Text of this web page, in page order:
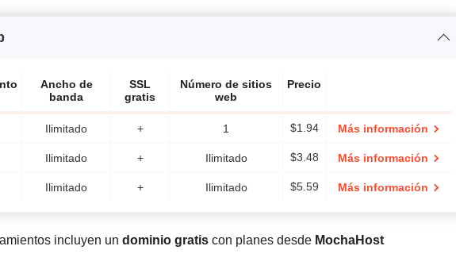
Ancho de
banda
SSL
gratis
Número de sitios
web
Precio
Ilimitado + 1 $1.94 Más información
Ilimitado + Ilimitado $3.48 Más información
Ilimitado + Ilimitado $5.59 Más información
incluyen un dominio gratis con planes desde MochaHost